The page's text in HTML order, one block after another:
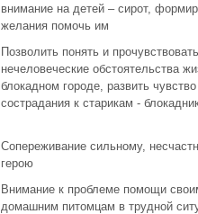
внимание на детей – сирот,
желания помочь им
Позволить понять и прочувствовать
нечеловеческие обстоятельства
блокадном городе, развить чувство
сострадания к старикам -
Сопереживание сильному,
герою
Внимание к проблеме помощи
домашним питомцам в трудной